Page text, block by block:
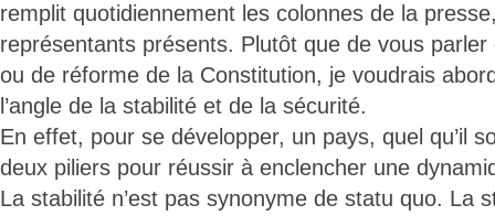
remplit quotidiennement les colonnes de la
représentants présents. Plutôt que de vous
ou de réforme de la Constitution, je voudrais
l’angle de la stabilité et de la sécurité.
En effet, pour se développer, un pays, quel qu’il
deux piliers pour réussir à enclencher une
La stabilité n’est pas synonyme de statu quo. La